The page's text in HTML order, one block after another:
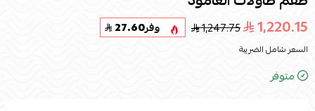
1,220.15
1,247.75 وفر27.60
السعر شامل الضريبة
متوفر